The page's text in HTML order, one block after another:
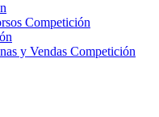
Competición
y Vendas Competición